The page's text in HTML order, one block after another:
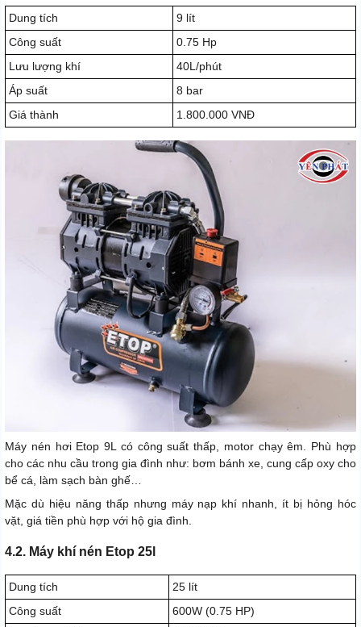
Dung tích
9 lít
Công suất
0.75 Hp
Lưu lượng khí
40L/phút
Áp suất
8 bar
Giá thành
1.800.000 VNĐ
Máy nén hơi Etop 9L có công suất thấp, motor chạy êm. Phù hợp
cho các nhu cầu trong gia đình như: bơm bánh xe, cung cấp oxy cho
bể cá, làm sạch bàn ghế…
Mặc dù hiệu năng thấp nhưng máy nạp khí nhanh, ít bị hỏng hóc
vặt, giá tiền phù hợp với hộ gia đình.
4.2. Máy khí nén Etop 25l
Dung tích
25 lít
Công suất
600W (0.75 HP)